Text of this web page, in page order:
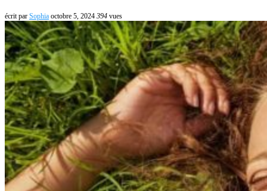
écrit par Sophia octobre 5, 2024 394 vues